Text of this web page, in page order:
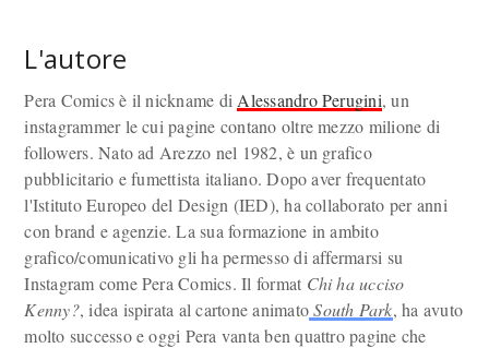
L'autore
Pera Comics è il nickname di Alessandro Perugini, un
instagrammer le cui pagine contano oltre mezzo milione di
followers. Nato ad Arezzo nel 1982, è un grafico
pubblicitario e fumettista italiano. Dopo aver frequentato
l'Istituto Europeo del Design (IED), ha collaborato per anni
con brand e agenzie. La sua formazione in ambito
grafico/comunicativo gli ha permesso di affermarsi su
Instagram come Pera Comics. Il format Chi ha ucciso
Kenny?, idea ispirata al cartone animatoSouth Park, ha avuto
molto successo e oggi Pera vanta ben quattro pagine che